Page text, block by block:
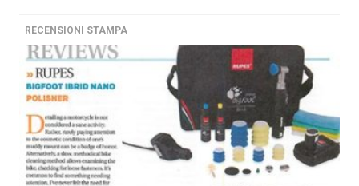
RECENSIONI STAMPA